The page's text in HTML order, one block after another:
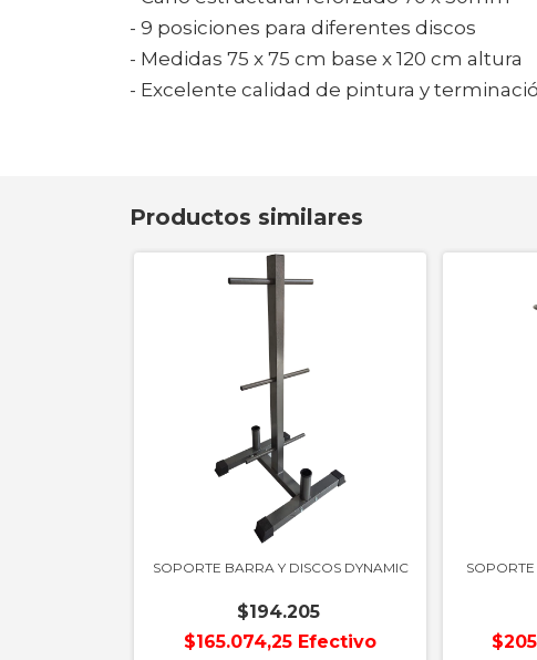
- 9 posiciones para diferentes discos
- Medidas 75 x 75 cm base x 120 cm altura
- Excelente calidad de pintura y
Productos similares
SOPORTE BARRA Y DISCOS DYNAMIC
$194.205
$165.074,25 Efectivo